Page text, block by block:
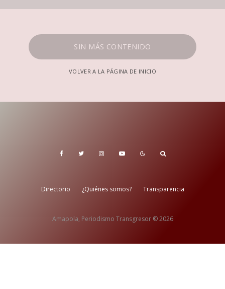
SIN MÁS CONTENIDO
VOLVER A LA PÁGINA DE INICIO
Directorio ¿Quiénes somos? Transparencia
Amapola, Periodismo Transgresor © 2026